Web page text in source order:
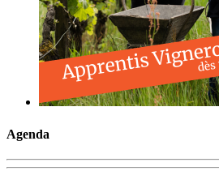
Agenda